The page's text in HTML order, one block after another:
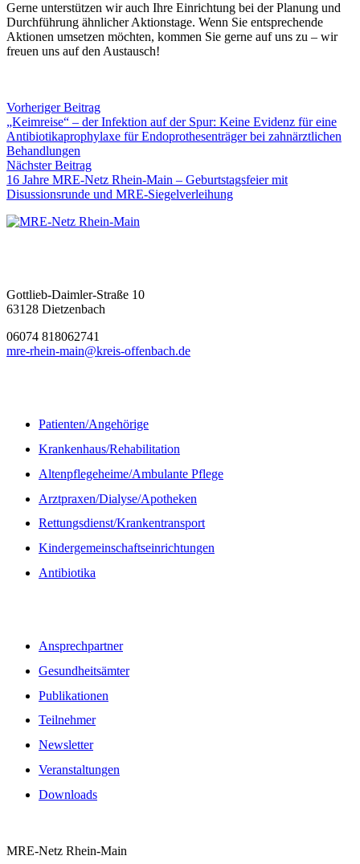
Gerne unterstützen wir auch Ihre Einrichtung bei der Planung und
Durchführung ähnlicher Aktionstage. Wenn Sie entsprechende
Aktionen umsetzen möchten, kommen Sie gerne auf uns zu – wir
freuen uns auf den Austausch!
Vorheriger Beitrag
„Keimreise“ – der Infektion auf der Spur: Keine Evidenz für eine
Antibiotikaprophylaxe für Endoprothesenträger bei zahnärztlichen
Behandlungen
Nächster Beitrag
16 Jahre MRE-Netz Rhein-Main – Geburtstagsfeier mit
Disussionsrunde und MRE-Siegelverleihung
Gottlieb-Daimler-Straße 10
63128 Dietzenbach
06074 818062741
mre-rhein-main@kreis-offenbach.de
Patienten/Angehörige
Krankenhaus/Rehabilitation
Altenpflegeheime/Ambulante Pflege
Arztpraxen/Dialyse/Apotheken
Rettungsdienst/Krankentransport
Kindergemeinschaftseinrichtungen
Antibiotika
Ansprechpartner
Gesundheitsämter
Publikationen
Teilnehmer
Newsletter
Veranstaltungen
Downloads
MRE-Netz Rhein-Main